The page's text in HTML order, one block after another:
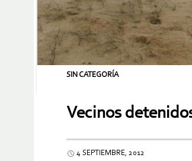
SIN CATEGORÍA
Vecinos
4 SEPTIEMBRE, 2012